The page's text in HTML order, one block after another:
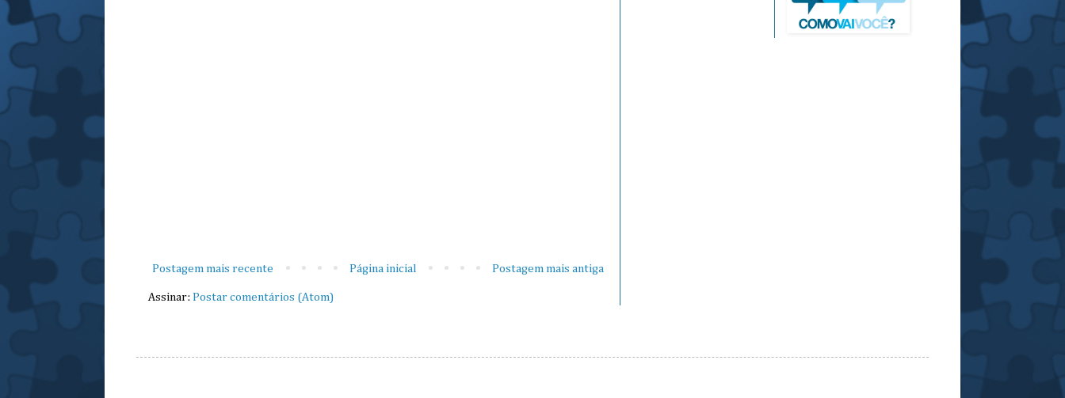
Postagem mais recente Postagem mais antiga
Página inicial
Assinar: Postar comentários (Atom)